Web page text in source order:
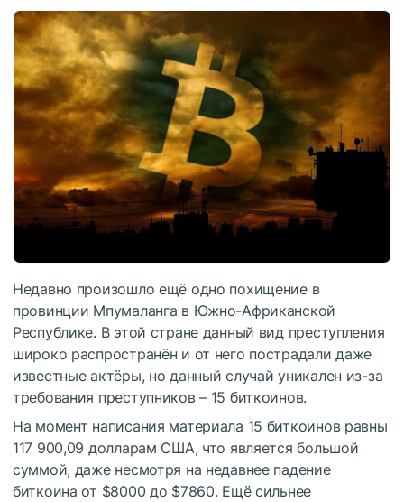
Недавно произошло ещё одно похищение в
провинции Мпумаланга в Южно-Африканской
Республике. В этой стране данный вид преступления
широко распространён и от него пострадали даже
известные актёры, но данный случай уникален из-за
требования преступников – 15 биткоинов.
На момент написания материала 15 биткоинов равны
117 900,09 долларам США, что является большой
суммой, даже несмотря на недавнее падение
биткоина от $8000 до $7860. Ещё сильнее